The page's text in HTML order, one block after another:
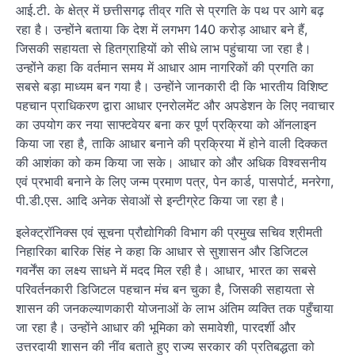
आई.टी. के क्षेत्र में छत्तीसगढ़ तीव्र गति से प्रगति के पथ पर आगे बढ़
रहा है। उन्होंने बताया कि देश में लगभग 140 करोड़ आधार बने हैं,
जिसकी सहायता से हितग्राहियों को सीधे लाभ पहुंचाया जा रहा है।
उन्होंने कहा कि वर्तमान समय में आधार आम नागरिकों की प्रगति का
सबसे बड़ा माध्यम बन गया है। उन्होंने जानकारी दी कि भारतीय विशिष्ट
पहचान प्राधिकरण द्वारा आधार एनरोलमेंट और अपडेशन के लिए नवाचार
का उपयोग कर नया साफ्टवेयर बना कर पूर्ण प्रक्रिया को ऑनलाइन
किया जा रहा है, ताकि आधार बनाने की प्रक्रिया में होने वाली दिक्कत
की आशंका को कम किया जा सके। आधार को और अधिक विश्वसनीय
एवं प्रभावी बनाने के लिए जन्म प्रमाण पत्र, पेन कार्ड, पासपोर्ट, मनरेगा,
पी.डी.एस. आदि अनेक सेवाओं से इन्टीग्रेट किया जा रहा है।
इलेक्ट्रॉनिक्स एवं सूचना प्रौद्योगिकी विभाग की प्रमुख सचिव श्रीमती
निहारिका बारिक सिंह ने कहा कि आधार से सुशासन और डिजिटल
गवर्नेंस का लक्ष्य साधने में मदद मिल रही है। आधार, भारत का सबसे
परिवर्तनकारी डिजिटल पहचान मंच बन चुका है, जिसकी सहायता से
शासन की जनकल्याणकारी योजनाओं के लाभ अंतिम व्यक्ति तक पहुँचाया
जा रहा है। उन्होंने आधार की भूमिका को समावेशी, पारदर्शी और
उत्तरदायी शासन की नींव बताते हुए राज्य सरकार की प्रतिबद्धता को